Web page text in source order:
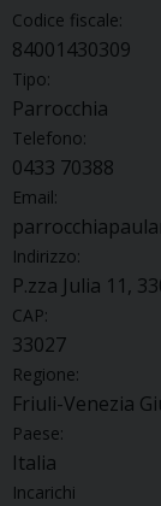
Codice fiscale:
84001430309
Tipo:
Parrocchia
Telefono:
0433 70388
Email:
Indirizzo:
P.zza Julia 11,
CAP:
33027
Regione:
Friuli-Venezia
Paese:
Italia
Incarichi